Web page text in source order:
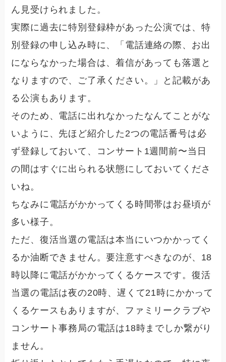
ん見受けられました。
実際に過去に特別登録枠があった公演では、特
別登録の申し込み時に、「電話連絡の際、お出
にならなかった場合は、着信があっても落選と
なりますので、ご了承ください。」と記載があ
る公演もあります。
そのため、電話に出れなかったなんてことがな
いように、先ほど紹介した2つの電話番号は必
ず登録しておいて、
コンサート1週間前〜当日
の間はすぐに出られる状態にしておいてくださ
いね。
ちなみに電話がかかってくる時間帯はお昼頃が
多い様子。
ただ、復活当選の電話は本当にいつかかってく
るか油断できません。要注意すべきなのが、18
時以降に電話がかかってくるケースです。復活
当選の電話は夜の20時、遅くて21時にかかって
くるケースもありますが、ファミリークラブや
コンサート事務局の電話は18時までしか繋がり
ません。